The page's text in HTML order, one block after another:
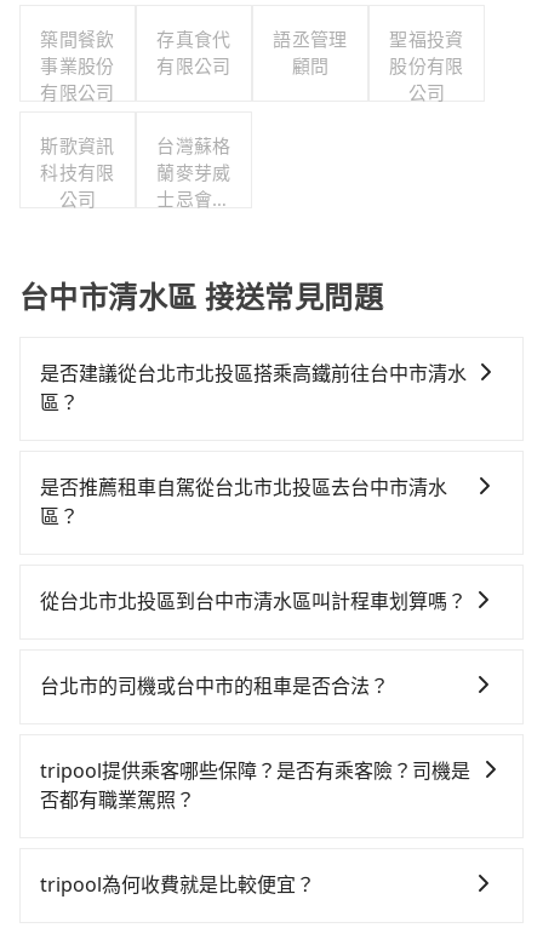
築間餐飲
事業股份
有限公司
存真食代
有限公司
語丞管理
顧問
聖福投資
股份有限
公司
斯歌資訊
科技有限
公司
台灣蘇格
蘭麥芽威
士忌會所
台中市清水區 接送常見問題
是否建議從台北市北投區搭乘高鐵前往台中市清水
區？
貴、費時！從最早06:26一直到23:00，台北-台中一天最
多有102班次高鐵可搭乘。假設從台北市北投區 (台北市
場購票並於月台排隊的時間約25分鐘，再乘坐47~66分
車，搭上小黃後約花44分鐘、車費1,000元後，抵達台中
花費為1,400元。但如果全程使用tripool並到府專車接
送，則每人平均花費約1,290元，費時1小時52分鐘。選
還不馬上來預約tripool！如果你是獨自一人乘車，也可
是否推薦租車自駕從台北市北投區去台中市清水
區？
時不需要閉目養神（因為要自己開車），最重要的是你
$115~205承租小轎車，每公里再額外加收$3.2，從台北
達目的地後多久原路返回），雖已將eTag和可能的每小
時40元路邊停車費用預估進去，但額外的汽車保險與可
差的車款，如果人數超過四位，更是沒有較大的七人座
從台北市北投區到台中市清水區叫計程車划算嗎？
灣大車隊、Uber、Line Taxi、Yoxi等，如果在路邊攔不
跳錶計算，價格約為3,990~4,800元間，但如改預約
tripool可省高達$2,200。綜合以上，無論在價格或服務
台北市的司機或台中市的租車是否合法？
車、私家車或野雞車在招攬生意，這不僅是違法可能被
警察臨檢並趕下車，出意外後保險公司更是不會提供任
風險。而tripool雇用的司機、使用的車輛以及配合的車
tripool提供乘客哪些保障？是否有乘客險？司機是
否都有職業駕照？
查，符合職業駕駛資格的司機入隊服務，所提供之車輛
tripool為何收費就是比較便宜？